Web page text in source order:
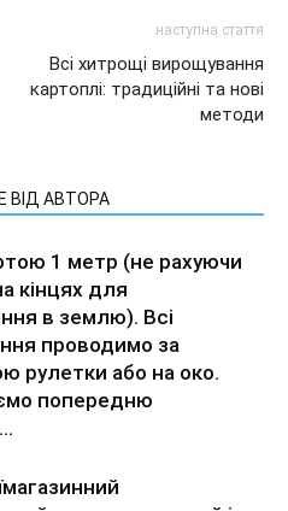
наступна стаття
Всі хитрощі вирощування
картоплі: традиційні та нові
методи
ВІД АВТОРА
1 метр (не рахуючи
кінцях для
в землю). Всі
проводимо за
рулетки або на око.
попередню